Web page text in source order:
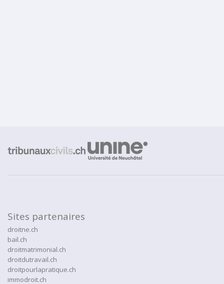
Sites partenaires
droitne.ch
bail.ch
droitmatrimonial.ch
droitdutravail.ch
droitpourlapratique.ch
immodroit.ch